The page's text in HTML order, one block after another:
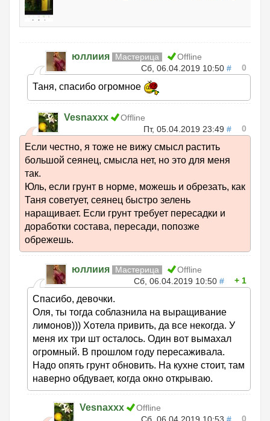
юллиия Мастерица
Offline
Сб, 06.04.2019 10:50 # 0
Таня, спасибо огромное
Vesnaxxx
Offline
Пт, 05.04.2019 23:49 # 0
Если честно, я тоже не вижу смысл растить
большой сеянец, смысла нет, но это для меня
так.
Юль, если грунт в норме, можешь и обрезать, как
Таня советует, сеянец быстро зелень
наращивает. Если грунт требует пересадки и
доработки состава, пересади, попозже
обрежешь.
юллиия Мастерица
Offline
Сб, 06.04.2019 10:50 # 1
Спасибо, девочки.
Оля, ты тогда соблазнила на выращивание
лимонов))) Хотела привить, да все некогда. У
меня их три шт осталось. Один вот вымахал
огромный. В прошлом году пересаживала.
Надо опять грунт обновить. На кухне стоит, там
наверно обдувает, когда окно открываю.
Vesnaxxx
Offline
0